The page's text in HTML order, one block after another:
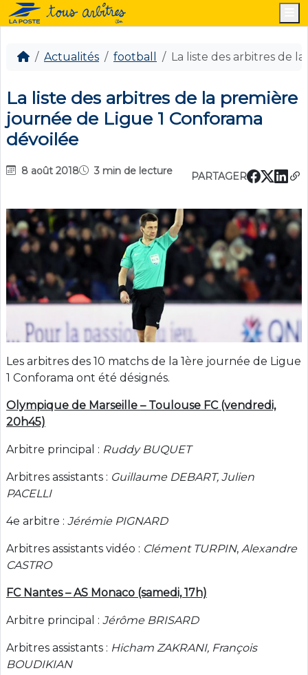
Actualités football La liste des arbitres de
La liste des arbitres de la première
journée de Ligue 1 Conforama
dévoilée
8 août 2018 3 min de lecture PARTAGER
Les arbitres des 10 matchs de la 1ère journée de Ligue
1 Conforama ont été désignés.
Olympique de Marseille – Toulouse FC (vendredi,
20h45)
Arbitre principal : Ruddy BUQUET
Arbitres assistants : Guillaume DEBART, Julien
PACELLI
4e arbitre : Jérémie PIGNARD
Arbitres assistants vidéo : Clément TURPIN, Alexandre
CASTRO
FC Nantes – AS Monaco (samedi, 17h)
Arbitre principal : Jérôme BRISARD
Arbitres assistants : Hicham ZAKRANI, François
BOUDIKIAN